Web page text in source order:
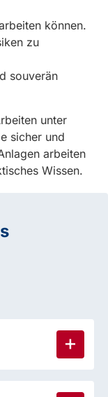
können.
zu
souverän
unter
sicher und
arbeiten
Wissen.